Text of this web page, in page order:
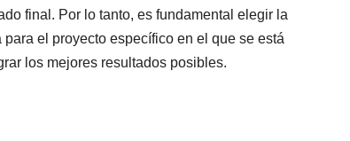
final. Por lo tanto, es fundamental elegir la
el proyecto específico en el que se está
los mejores resultados posibles.